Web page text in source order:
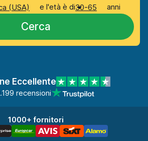
(USA)
e l'età è di30-65 anni
Cerca
Eccellente
recensioni
1000+ fornitori